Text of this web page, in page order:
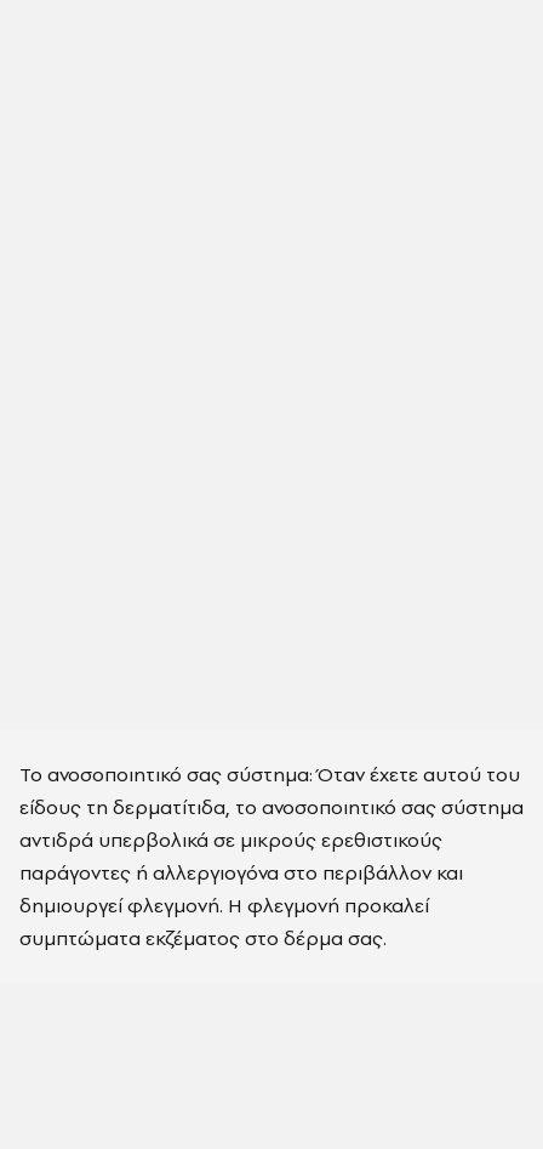
Το ανοσοποιητικό σας σύστημα: Όταν έχετε αυτού του
είδους τη δερματίτιδα, το ανοσοποιητικό σας σύστημα
αντιδρά υπερβολικά σε μικρούς ερεθιστικούς
παράγοντες ή αλλεργιογόνα στο περιβάλλον και
δημιουργεί φλεγμονή. Η φλεγμονή προκαλεί
συμπτώματα εκζέματος στο δέρμα σας.